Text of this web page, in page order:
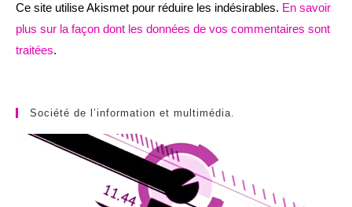
Ce site utilise Akismet pour réduire les indésirables. En savoir
plus sur la façon dont les données de vos commentaires sont
traitées.
Société de l’information et multimédia.